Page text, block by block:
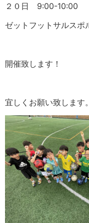
２０日 9:00-10:00
ゼットフットサルスポ
開催致します！
宜しくお願い致します。